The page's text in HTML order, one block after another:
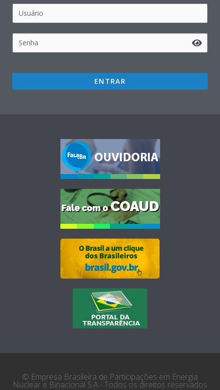
ENTRAR
© Empresa Brasileira de Participações em Energia
Nuclear e Binacional S.A.- Todos os direitos reservados